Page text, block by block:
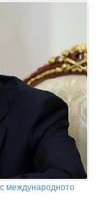
международното